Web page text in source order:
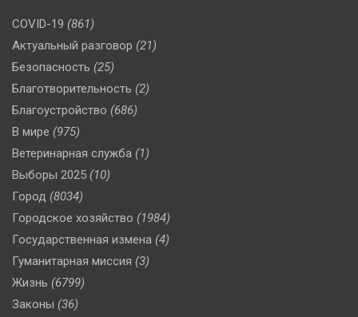
COVID-19 (861)
Актуальный разговор (21)
Безопасность (25)
Благотворительность (2)
Благоустройство (686)
В мире (975)
Ветеринарная служба (1)
Выборы 2025 (10)
Город (8034)
Городское хозяйство (1984)
Государственная измена (4)
Гуманитарная миссия (3)
Жизнь (6799)
Законы (36)